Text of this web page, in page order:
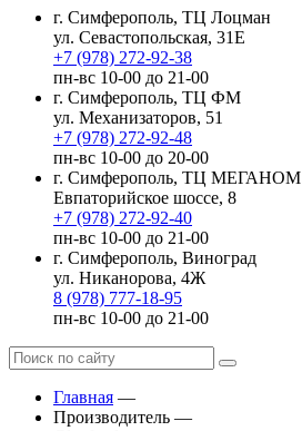
г. Симферополь, ТЦ Лоцман
ул. Севастопольская, 31Е
+7 (978) 272-92-38
пн-вс 10-00 до 21-00
г. Симферополь, ТЦ ФМ
ул. Механизаторов, 51
+7 (978) 272-92-48
пн-вс 10-00 до 20-00
г. Симферополь, ТЦ МЕГАНОМ
Евпаторийское шоссе, 8
+7 (978) 272-92-40
пн-вс 10-00 до 21-00
г. Симферополь, Виноград
ул. Никанорова, 4Ж
8 (978) 777-18-95
пн-вс 10-00 до 21-00
Главная —
Производитель —